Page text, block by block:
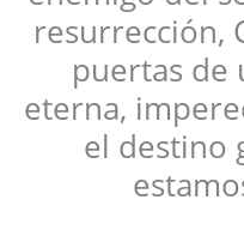
resurrección,
puertas de
eterna,
el destino